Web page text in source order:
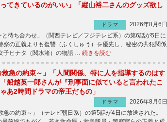
てきているのがいい」「縦山裕二さんのグッズ欲し
ドラマ
2026年8月6日
待ち合わせ」（関西テレビ／フジテレビ系）の第6話が5日に
の正義よりも復讐（ふくしゅう）を優先し、秘密の共犯関係
子ヒナタ（関水渚）の物語 … 続きを読む
救急の約束～」「人間関係、特に人を指導するのはす
船越英一郎さんが『刑事面に似ていると言われたこ
あ2時間ドラマの帝王だもの」
ドラマ
2026年8月6日
の約束～」（テレビ朝日系）の第5話が4日に放送された。